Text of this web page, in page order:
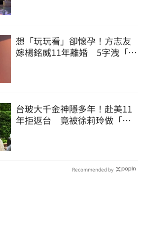
想「玩玩看」卻懷孕！方志友
嫁楊銘威11年離婚 5字洩「分
台玻大千金神隱多年！赴美11
年拒返台 竟被徐莉玲做「這
Recommended by